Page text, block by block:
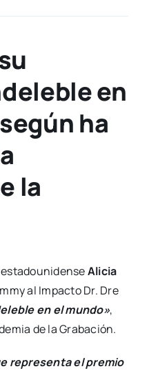
en
ha
la
Alicia
al Impacto Dr. Dre
en el mundo»,
de la Grabación.
representa el premio